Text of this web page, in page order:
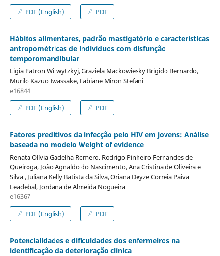
PDF (English) PDF
Hábitos alimentares, padrão mastigatório e características
antropométricas de indivíduos com disfunção
temporomandibular
Ligia Patron Witwytzkyj, Graziela Mackowiesky Brigido Bernardo,
Murilo Kazuo Iwassake, Fabiane Miron Stefani
e16844
PDF (English)
PDF
Fatores preditivos da infecção pelo HIV em jovens: Análise
baseada no modelo Weight of evidence
Renata Olívia Gadelha Romero, Rodrigo Pinheiro Fernandes de
Queiroga, João Agnaldo do Nascimento, Ana Cristina de Oliveira e
Silva , Juliana Kelly Batista da Silva, Oriana Deyze Correia Paiva
Leadebal, Jordana de Almeida Nogueira
e16367
PDF (English)
PDF
Potencialidades e dificuldades dos enfermeiros na
identificação da deterioração clínica